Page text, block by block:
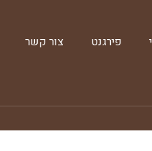
פירגנט צור קשר